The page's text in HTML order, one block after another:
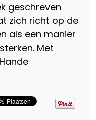
geschreven
zich richt op de
als een manier
Met